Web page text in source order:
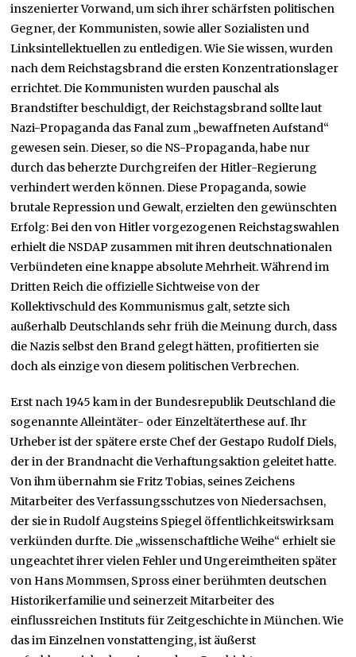
inszenierter Vorwand, um sich ihrer schärfsten politischen
Gegner, der Kommunisten, sowie aller Sozialisten und
Linksintellektuellen zu entledigen. Wie Sie wissen, wurden
nach dem Reichstagsbrand die ersten Konzentrationslager
errichtet. Die Kommunisten wurden pauschal als
Brandstifter beschuldigt, der Reichstagsbrand sollte laut
Nazi-Propaganda das Fanal zum „bewaffneten Aufstand“
gewesen sein. Dieser, so die NS-Propaganda, habe nur
durch das beherzte Durchgreifen der Hitler-Regierung
verhindert werden können. Diese Propaganda, sowie
brutale Repression und Gewalt, erzielten den gewünschten
Erfolg: Bei den von Hitler vorgezogenen Reichstagswahlen
erhielt die NSDAP zusammen mit ihren deutschnationalen
Verbündeten eine knappe absolute Mehrheit. Während im
Dritten Reich die offizielle Sichtweise von der
Kollektivschuld des Kommunismus galt, setzte sich
außerhalb Deutschlands sehr früh die Meinung durch, dass
die Nazis selbst den Brand gelegt hätten, profitierten sie
doch als einzige von diesem politischen Verbrechen.
Erst nach 1945 kam in der Bundesrepublik Deutschland die
sogenannte Alleintäter- oder Einzeltäterthese auf. Ihr
Urheber ist der spätere erste Chef der Gestapo Rudolf Diels,
der in der Brandnacht die Verhaftungsaktion geleitet hatte.
Von ihm übernahm sie Fritz Tobias, seines Zeichens
Mitarbeiter des Verfassungsschutzes von Niedersachsen,
der sie in Rudolf Augsteins Spiegel öffentlichkeitswirksam
verkünden durfte. Die „wissenschaftliche Weihe“ erhielt sie
ungeachtet ihrer vielen Fehler und Ungereimtheiten später
von Hans Mommsen, Spross einer berühmten deutschen
Historikerfamilie und seinerzeit Mitarbeiter des
einflussreichen Instituts für Zeitgeschichte in München. Wie
das im Einzelnen vonstattenging, ist äußerst